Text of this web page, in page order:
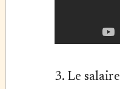
3. Le salaire